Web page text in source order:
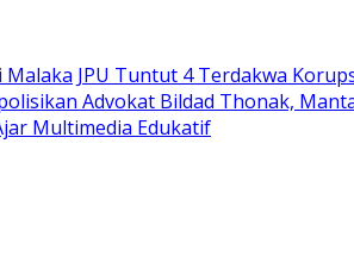
Malaka JPU Tuntut 4 Terdakwa
Advokat Bildad Thonak,
Multimedia Edukatif